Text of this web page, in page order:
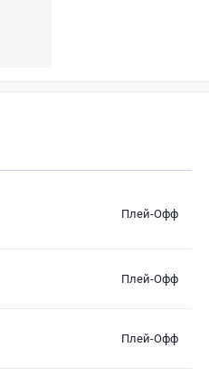
Плей-Офф
Плей-Офф
Плей-Офф